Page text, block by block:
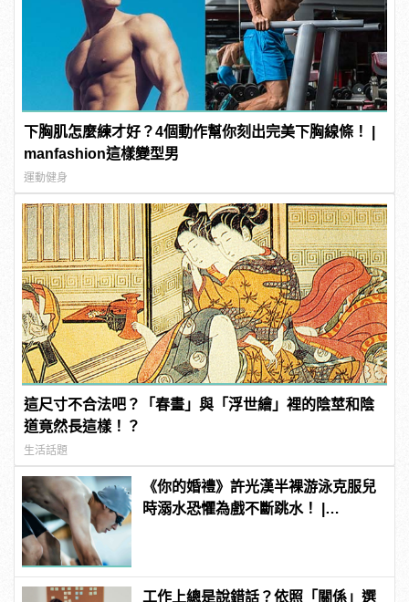
下胸肌怎麼練才好？4個動作幫你刻出完美下胸線條！ |
manfashion這樣變型男
運動健身
這尺寸不合法吧？「春畫」與「浮世繪」裡的陰莖和陰
道竟然長這樣！？
生活話題
《你的婚禮》許光漢半裸游泳克服兒
時溺水恐懼為戲不斷跳水！ |
工作上總是說錯話？依照「關係」選